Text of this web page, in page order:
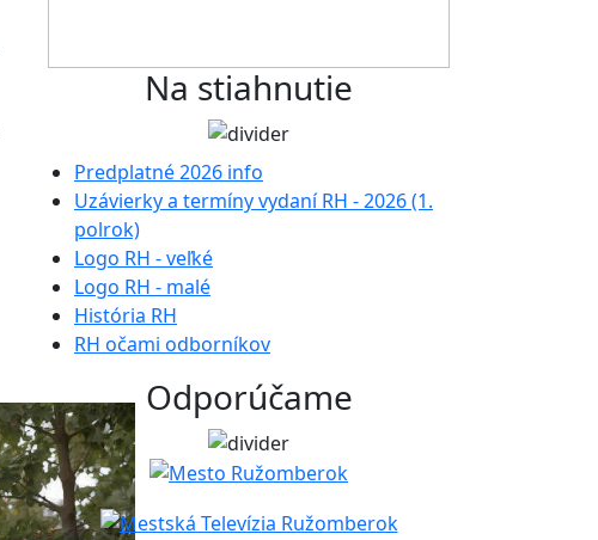
Na stiahnutie
Predplatné 2026 info
Uzávierky a termíny vydaní RH - 2026 (1.
polrok)
Logo RH - veľké
Logo RH - malé
História RH
RH očami odborníkov
Odporúčame